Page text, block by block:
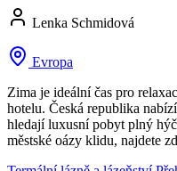
Lenka Schmidová
Evropa
Zima je ideální čas pro
hotelu. Česká republika
hledají luxusní pobyt plný
městské oázy klidu, najdete